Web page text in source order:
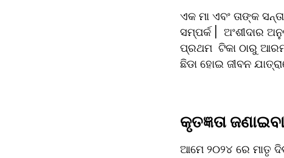
ଏକ ମା ଏବଂ ତାଙ୍କ
ସମ୍ପର୍କ |  ଅଂଶୀଦାର
ପ୍ରଥମ  ଟିକା ଠାରୁ
ଛିଡା ହୋଇ ଜୀବନ
କୃତଜ୍ଞତା
ଆମେ ୨୦୨୪ ରେ ମାତୃ